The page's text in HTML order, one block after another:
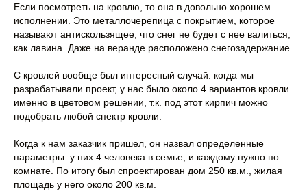
Если посмотреть на кровлю, то она в довольно хорошем
исполнении. Это металлочерепица с покрытием, которое
называют антискользящее, что снег не будет с нее валиться,
как лавина. Даже на веранде расположено снегозадержание.
С кровлей вообще был интересный случай: когда мы
разрабатывали проект, у нас было около 4 вариантов кровли
именно в цветовом решении, т.к. под этот кирпич можно
подобрать любой спектр кровли.
Когда к нам заказчик пришел, он назвал определенные
параметры: у них 4 человека в семье, и каждому нужно по
комнате. По итогу был спроектирован дом 250 кв.м., жилая
площадь у него около 200 кв.м.